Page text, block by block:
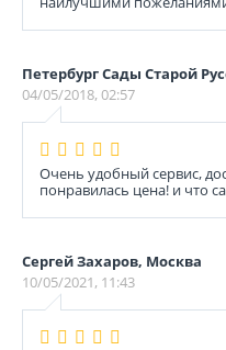
Петербург Сады Старой
04/05/2018, 02:57
Очень удобный сервис,
понравилась цена! и что
Сергей Захаров, Москва
10/05/2021, 11:43